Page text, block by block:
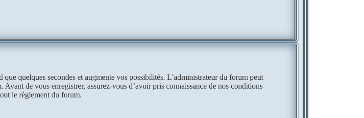
quelques secondes et augmente vos possibilités. L’administrateur du forum peut
de vous enregistrer, assurez-vous d’avoir pris connaissance de nos conditions
le règlement du forum.